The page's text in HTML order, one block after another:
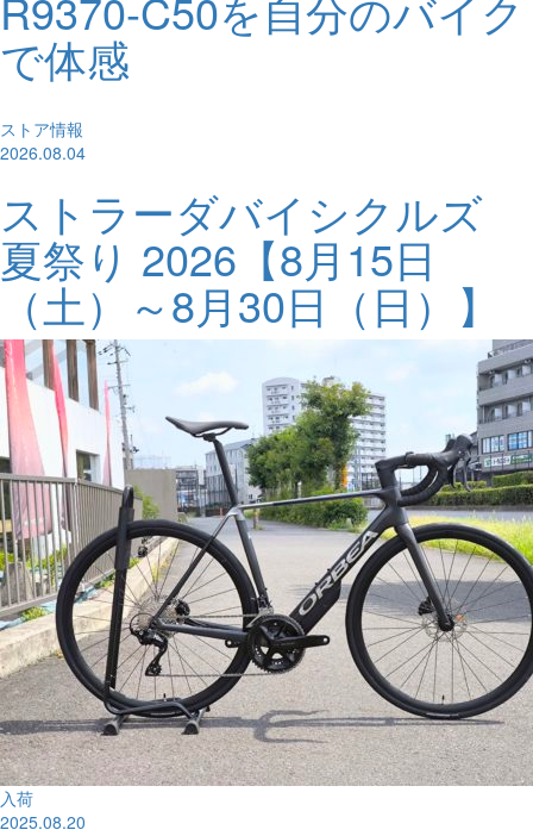
で体感
ストア情報
2026.08.04
ストラーダバイシクルズ
夏祭り 2026【8月15日
（土）～8月30日（日）】
入荷
2025.08.20